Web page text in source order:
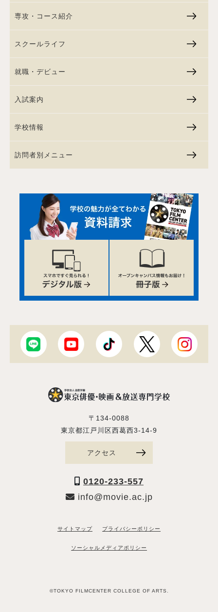
専攻・コース紹介
スクールライフ
就職・デビュー
入試案内
学校情報
訪問者別メニュー
〒134-0088
東京都江戸川区西葛西3-14-9
アクセス
0120-233-557
info@movie.ac.jp
サイトマップ プライバシーポリシー
ソーシャルメディアポリシー
©TOKYO FILMCENTER COLLEGE OF ARTS.